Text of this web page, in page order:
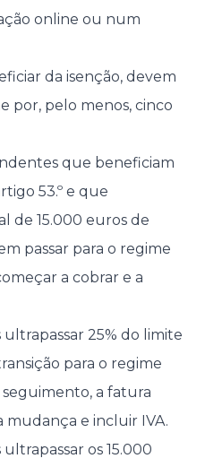
online ou num
da isenção, devem
por, pelo menos, cinco
que beneficiam
53.º e que
de 15.000 euros de
passar para o regime
a cobrar e a
25% do limite
para o regime
a fatura
e incluir IVA.
os 15.000